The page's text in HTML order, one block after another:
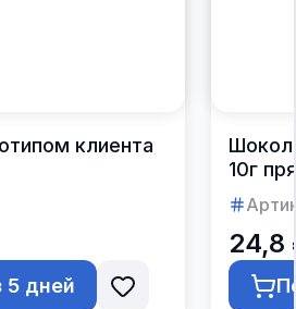
клиента
5 дней
10г
24,8